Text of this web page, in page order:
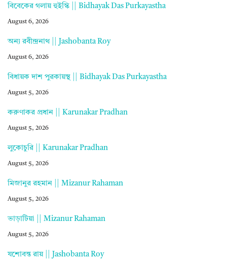
বিবেকের গলায় হুইস্কি || Bidhayak Das Purkayastha
August 6, 2026
অন্য রবীন্দ্রনাথ || Jashobanta Roy
August 6, 2026
বিধায়ক দাশ পুরকায়স্থ || Bidhayak Das Purkayastha
August 5, 2026
করুণাকর প্রধান || Karunakar Pradhan
August 5, 2026
লুকোচুরি || Karunakar Pradhan
August 5, 2026
মিজানুর রহমান || Mizanur Rahaman
August 5, 2026
ভাড়াটিয়া || Mizanur Rahaman
August 5, 2026
যশোবন্ত রায় || Jashobanta Roy